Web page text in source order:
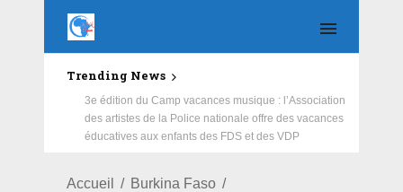
Trending News
Education : la fédération de la Russie rénove les
écoles primaire et collège du Camp Général
Aboubacar Sangoulé Lamizana
Accueil
Burkina Faso